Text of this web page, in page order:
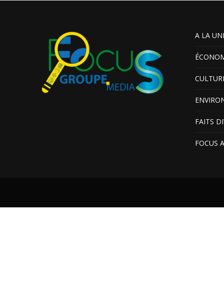
A LA
FAITS
FOCUS